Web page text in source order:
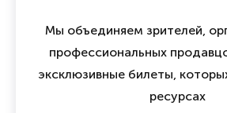
Мы объединяем зрителей,
профессиональных
эксклюзивные билеты,
ресурсах